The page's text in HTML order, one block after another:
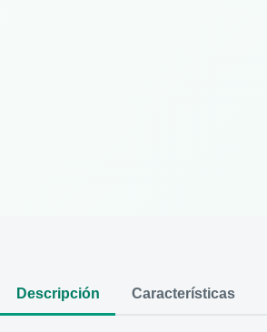
Descripción Características